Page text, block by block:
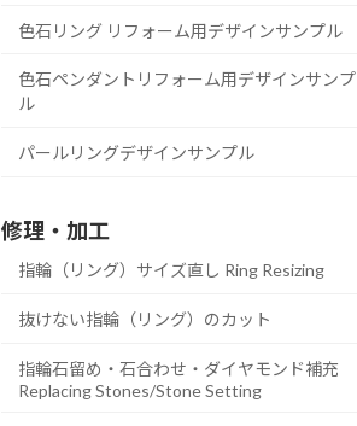
色石リング リフォーム用デザインサンプル
色石ペンダントリフォーム用デザインサンプ
ル
パールリングデザインサンプル
修理・加工
指輪（リング）サイズ直し Ring Resizing
抜けない指輪（リング）のカット
指輪石留め・石合わせ・ダイヤモンド補充
Replacing Stones/Stone Setting